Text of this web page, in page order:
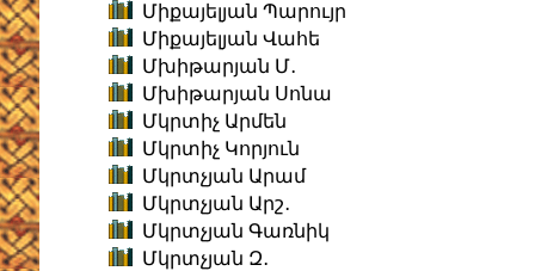
Միքայելյան Պարույր
Միքայելյան Վահե
Մխիթարյան Մ․
Մխիթարյան Սոնա
Մկրտիչ Արմեն
Մկրտիչ Կորյուն
Մկրտչյան Արամ
Մկրտչյան Արշ․
Մկրտչյան Գառնիկ
Մկրտչյան Զ․